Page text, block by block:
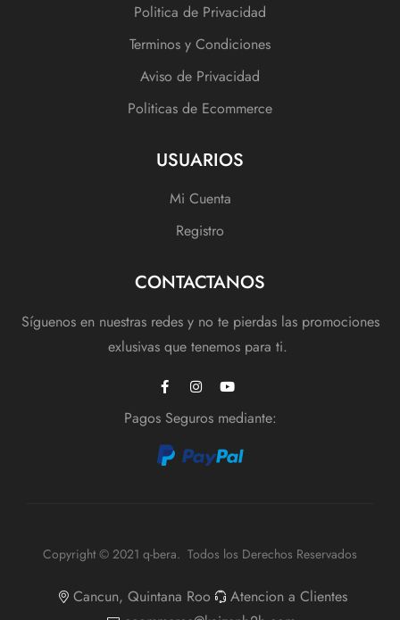
Politica de Privacidad
Terminos y Condiciones
Aviso de Privacidad
Politicas de Ecommerce
USUARIOS
Mi Cuenta
Registro
CONTACTANOS
Síguenos en nuestras redes y no te pierdas las promociones
exlusivas que tenemos para ti.
Pagos Seguros mediante:
Copyright © 2021 q-bera. Todos los Derechos Reservados
Cancun, Quintana Roo
Atencion a Clientes